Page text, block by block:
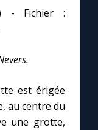
- Fichier :
est érigée
au centre du
une grotte,